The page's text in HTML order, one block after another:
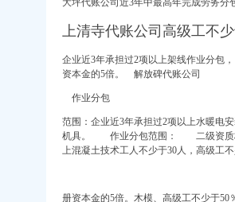
记账,代办营_重庆代账公司
-重庆橙柚青工商咨询有限
理记账】-重庆赶集网
正彬等人对永福公
车位60号停车用房和渝
司,合肥工商代理注册,
大坪代账公司近3年中最高年完成劳务分
上清寺代账公司高级工不
企业近3年承担过2项以上架线作业分
资本金的5倍。 解放碑代账公司
作业分包
范围：企业近3年承担过2项以上水暖电安
机具。
作业分包范围： 二级资质
上混凝土技术工人不少于30人， 高级工
册资本金的5倍。木模、高级工不少于